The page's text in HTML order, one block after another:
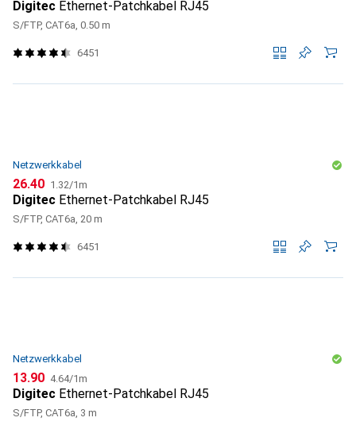
Digitec Ethernet-Patchkabel RJ45
S/FTP, CAT6a, 0.50 m
6451
Netzwerkkabel
CHF
26.40 CHF
1.32/1m
Digitec Ethernet-Patchkabel RJ45
S/FTP, CAT6a, 20 m
6451
Netzwerkkabel
CHF
13.90 CHF
4.64/1m
Digitec Ethernet-Patchkabel RJ45
S/FTP, CAT6a, 3 m